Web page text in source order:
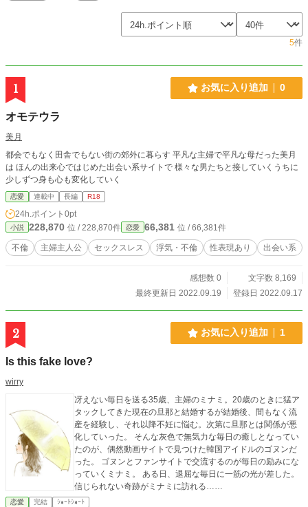
5件
1 お気に入り追加 0
オモテウラ
美月
都会でもなく田舎でもない街の郊外に暮らす 平凡な主婦で平凡な母だった美月
は ほんの出来心ではじめた出会い系サイトで 様々な男たちと接していくうちに
少しずつ身も心も変化していく
恋愛 連載中 長編 R18
24h.ポイント 0pt
小説 228,870 位 / 228,870件 恋愛 66,381 位 / 66,381件
不倫 主婦主人公 セックスレス 浮気・不倫 性表現あり 出会い系
感想数 0
文字数 8,169
最終更新日 2022.09.19
登録日 2022.09.17
2 お気に入り追加 1
Is this fake love?
wirry
冴えない毎日を送る35歳、主婦のミナミ。20歳のときに猛ア
タックしてきた現在の旦那と結婚するが結婚後、間もなく流
産を経験し、それ以降不妊に悩む。次第に旦那とは関係が悪
化していった。 そんな灰色で無気力な毎日の癒しとなってい
たのが、偶然動画サイトで見つけた韓国アイドルのゴヌンだ
った。 ゴヌンとファンサイトで交流するのが毎日の励みにな
っていくミナミ。 ある日、退屈な毎日に一筋の光が差した。
信じられない奇跡がミナミに訪れる……
恋愛 完結 ｼｮｰﾄｼｮｰﾄ